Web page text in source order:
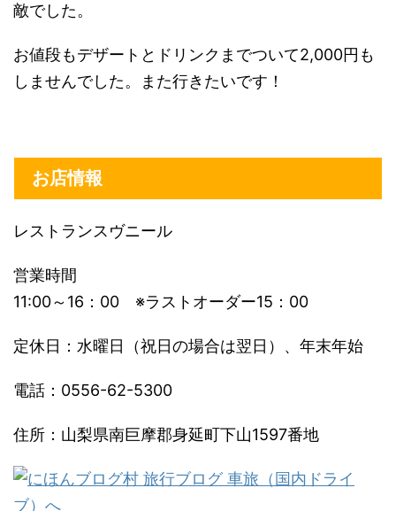
敵でした。
お値段もデザートとドリンクまでついて2,000円も
しませんでした。また行きたいです！
お店情報
レストランスヴニール
営業時間
11:00～16：00 ※ラストオーダー15：00
定休日：水曜日（祝日の場合は翌日）、年末年始
電話：0556-62-5300
住所：山梨県南巨摩郡身延町下山1597番地